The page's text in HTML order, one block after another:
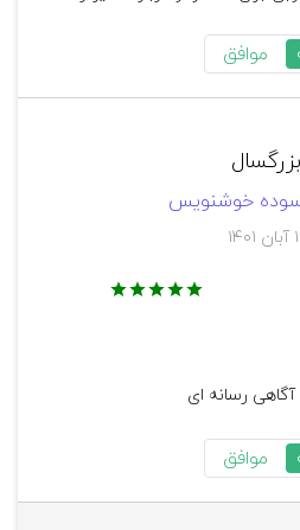
سناریو تبلیغاتی برای جنگ دروغین تلاش می‌کند.
موافق
بزرگسال
خوشنویس
۱۴۰۱
موافق